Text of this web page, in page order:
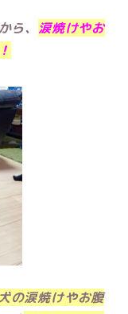
ら、 涙焼けやお
の涙焼けやお腹